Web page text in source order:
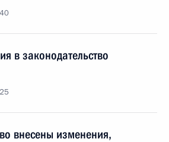
в законодательство
внесены изменения,